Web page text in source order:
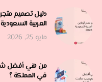
دليل تصميم
العربية السعودية
مايو 25, 2026
من هي أفضل
في المملكة ؟